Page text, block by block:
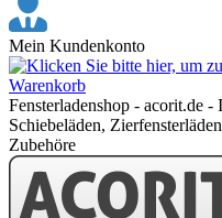
Mein Kundenkonto
Warenkorb
Fensterladenshop - acorit.de
Schiebeläden,
Zubehöre